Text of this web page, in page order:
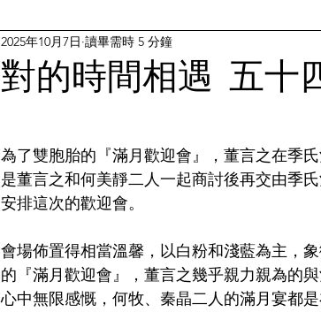
對的時間相遇 五十
2025年10月7日 讀畢需時 5 分鐘
為了雙胞胎的『滿月歡迎會』，董言之在季
是董言之和何美靜二人一起商討後再交由季
安排這次的歡迎會。
會場佈置得相當溫馨，以白粉和淺藍為主，
的『滿月歡迎會』，董言之幾乎親力親為的
心中無限感慨，何牧、秦晶二人的滿月宴都